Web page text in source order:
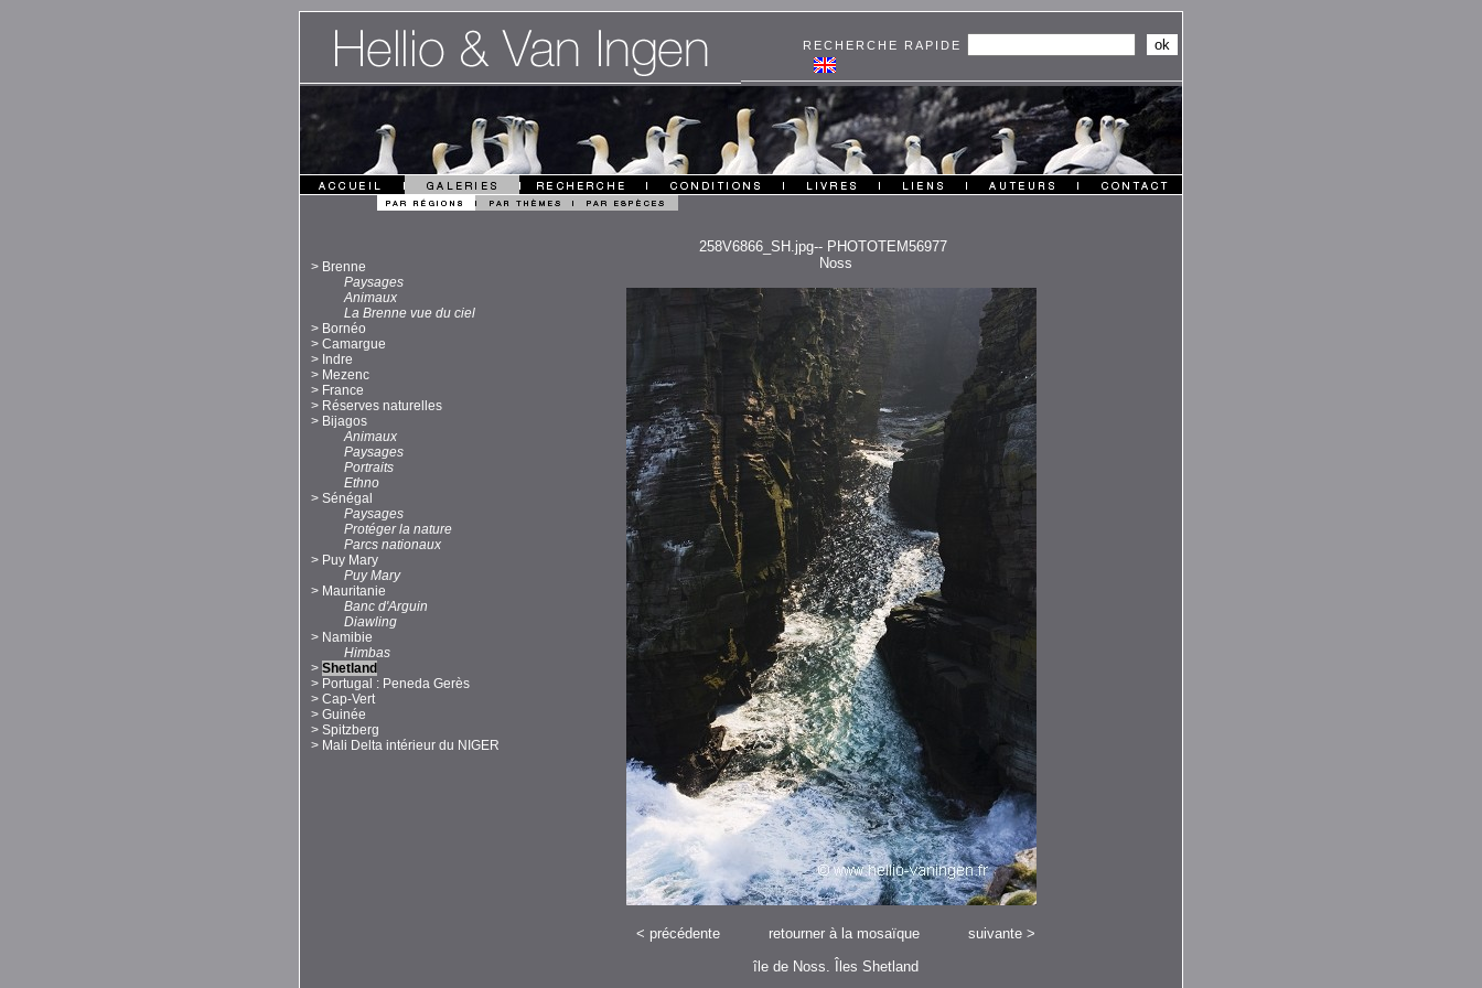
RECHERCHE RAPIDE
258V6866_SH.jpg-- PHOTOTEM56977
> Brenne
Paysages
Animaux
La Brenne vue du ciel
> Bornéo
> Camargue
> Indre
> Mezenc
> France
> Réserves naturelles
> Bijagos
Animaux
Paysages
Portraits
Ethno
> Sénégal
Paysages
Protéger la nature
Parcs nationaux
> Puy Mary
Puy Mary
> Mauritanie
Banc d'Arguin
Diawling
> Namibie
Himbas
> Shetland
> Portugal : Peneda Gerès
> Cap-Vert
> Guinée
> Spitzberg
> Mali Delta intérieur du NIGER
Noss
< précédente retourner à la mosaïque suivante >
île de Noss. Îles Shetland